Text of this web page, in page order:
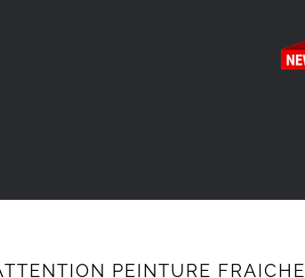
PEINTURE FRAICHE